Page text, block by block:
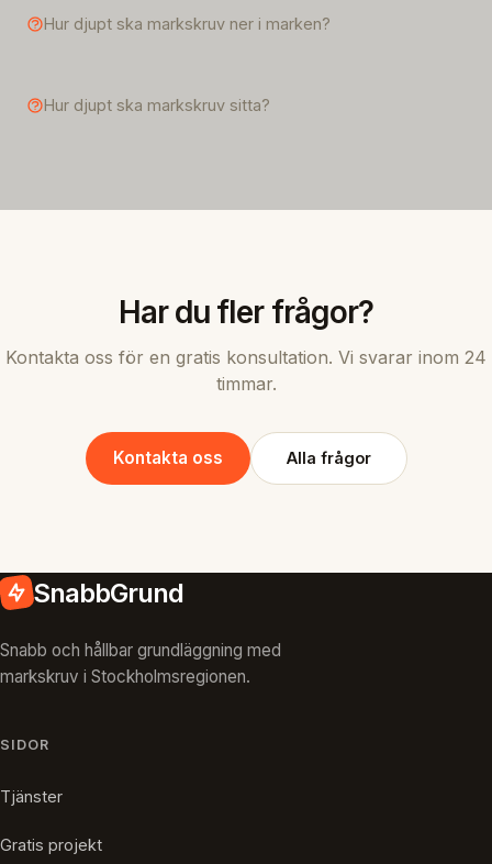
Hur djupt ska markskruv ner i marken?
Hur djupt ska markskruv sitta?
Har du fler frågor?
Kontakta oss för en gratis konsultation. Vi svarar inom 24
timmar.
Kontakta oss Alla frågor
SnabbGrund
Snabb och hållbar grundläggning med
markskruv i Stockholmsregionen.
SIDOR
Tjänster
Gratis projekt